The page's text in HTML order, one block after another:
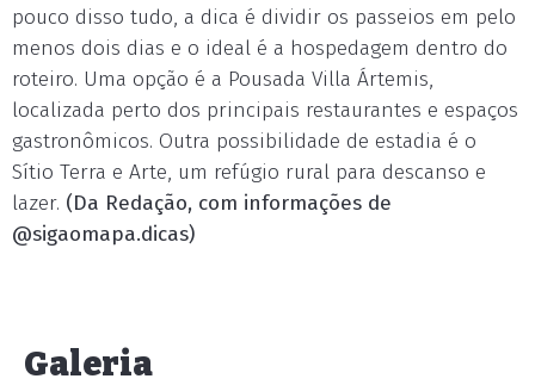
pouco disso tudo, a dica é dividir os passeios em pelo
menos dois dias e o ideal é a hospedagem dentro do
roteiro. Uma opção é a Pousada Villa Ártemis,
localizada perto dos principais restaurantes e espaços
gastronômicos. Outra possibilidade de estadia é o
Sítio Terra e Arte, um refúgio rural para descanso e
lazer. (Da Redação, com informações de
@sigaomapa.dicas)
Galeria